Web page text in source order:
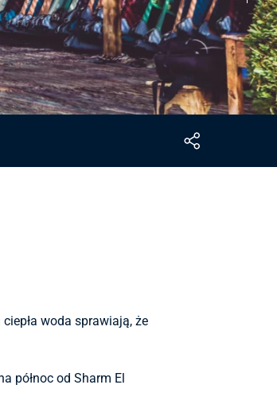
woda sprawiają, że
północ od Sharm El